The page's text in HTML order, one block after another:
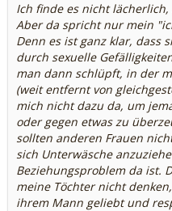
Ich finde es nicht
Aber da spricht nur mein
Denn es ist ganz klar, dass
durch sexuelle
man dann schlüpft, in der
(weit entfernt von
mich nicht dazu da, um
oder gegen etwas zu
sollten anderen Frauen
sich Unterwäsche
Beziehungsproblem da ist.
meine Töchter nicht
ihrem Mann geliebt und